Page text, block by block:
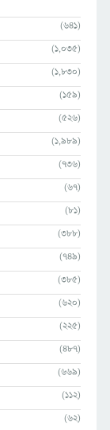
(641)
(1,035)
(1,830)
(159)
(526)
(1,989)
(736)
(67)
(81)
(388)
(749)
(385)
(620)
(225)
(487)
(669)
(112)
(62)